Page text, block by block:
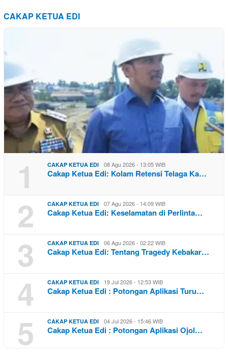
CAKAP KETUA EDI
1 CAKAP KETUA EDI 08 Agu 2026 - 13:05 WIB
Cakap Ketua Edi: Kolam Retensi Telaga Ka…
2 CAKAP KETUA EDI 07 Agu 2026 - 14:09 WIB
Cakap Ketua Edi: Keselamatan di Perlinta…
3 CAKAP KETUA EDI 06 Agu 2026 - 02:22 WIB
Cakap Ketua Edi: Tentang Tragedy Kebakar…
4 CAKAP KETUA EDI 19 Jul 2026 - 12:53 WIB
Cakap Ketua Edi : Potongan Aplikasi Turu…
5 CAKAP KETUA EDI 04 Jul 2026 - 15:46 WIB
Cakap Ketua Edi : Potongan Aplikasi Ojol…